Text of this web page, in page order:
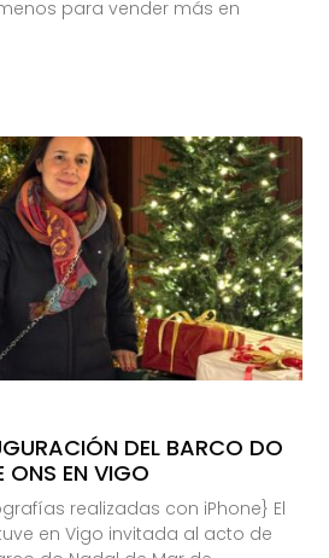
para vender más en
DEL BARCO DO
ONS EN VIGO
realizadas con iPhone} El
en Vigo invitada al acto de